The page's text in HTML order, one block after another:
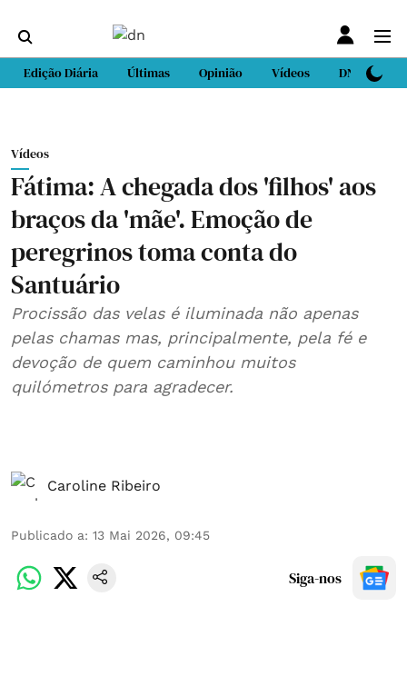
Edição Diária Últimas Opinião Vídeos DN Sport
Vídeos
Fátima: A chegada dos 'filhos' aos
braços da 'mãe'. Emoção de
peregrinos toma conta do
Santuário
Procissão das velas é iluminada não apenas
pelas chamas mas, principalmente, pela fé e
devoção de quem caminhou muitos
quilómetros para agradecer.
Caroline Ribeiro
Publicado a: 13 Mai 2026, 09:45
Siga-nos